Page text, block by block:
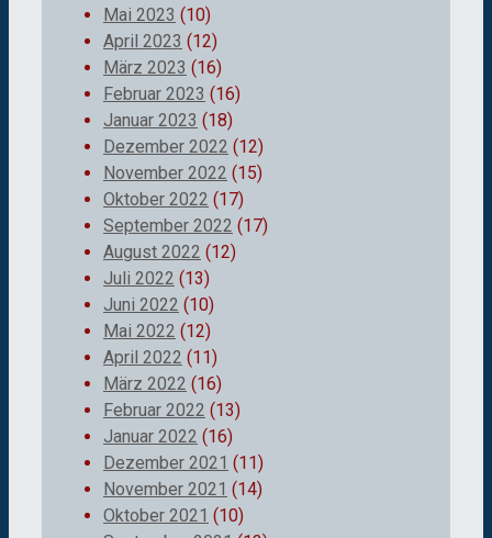
Mai 2023 (10)
April 2023 (12)
März 2023 (16)
Februar 2023 (16)
Januar 2023 (18)
Dezember 2022 (12)
November 2022 (15)
Oktober 2022 (17)
September 2022 (17)
August 2022 (12)
Juli 2022 (13)
Juni 2022 (10)
Mai 2022 (12)
April 2022 (11)
März 2022 (16)
Februar 2022 (13)
Januar 2022 (16)
Dezember 2021 (11)
November 2021 (14)
Oktober 2021 (10)